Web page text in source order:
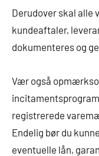
Derudover skal
kundeaftaler,
dokumenteres og
Vær også
registrerede
Endelig bør du
eventuelle lån,